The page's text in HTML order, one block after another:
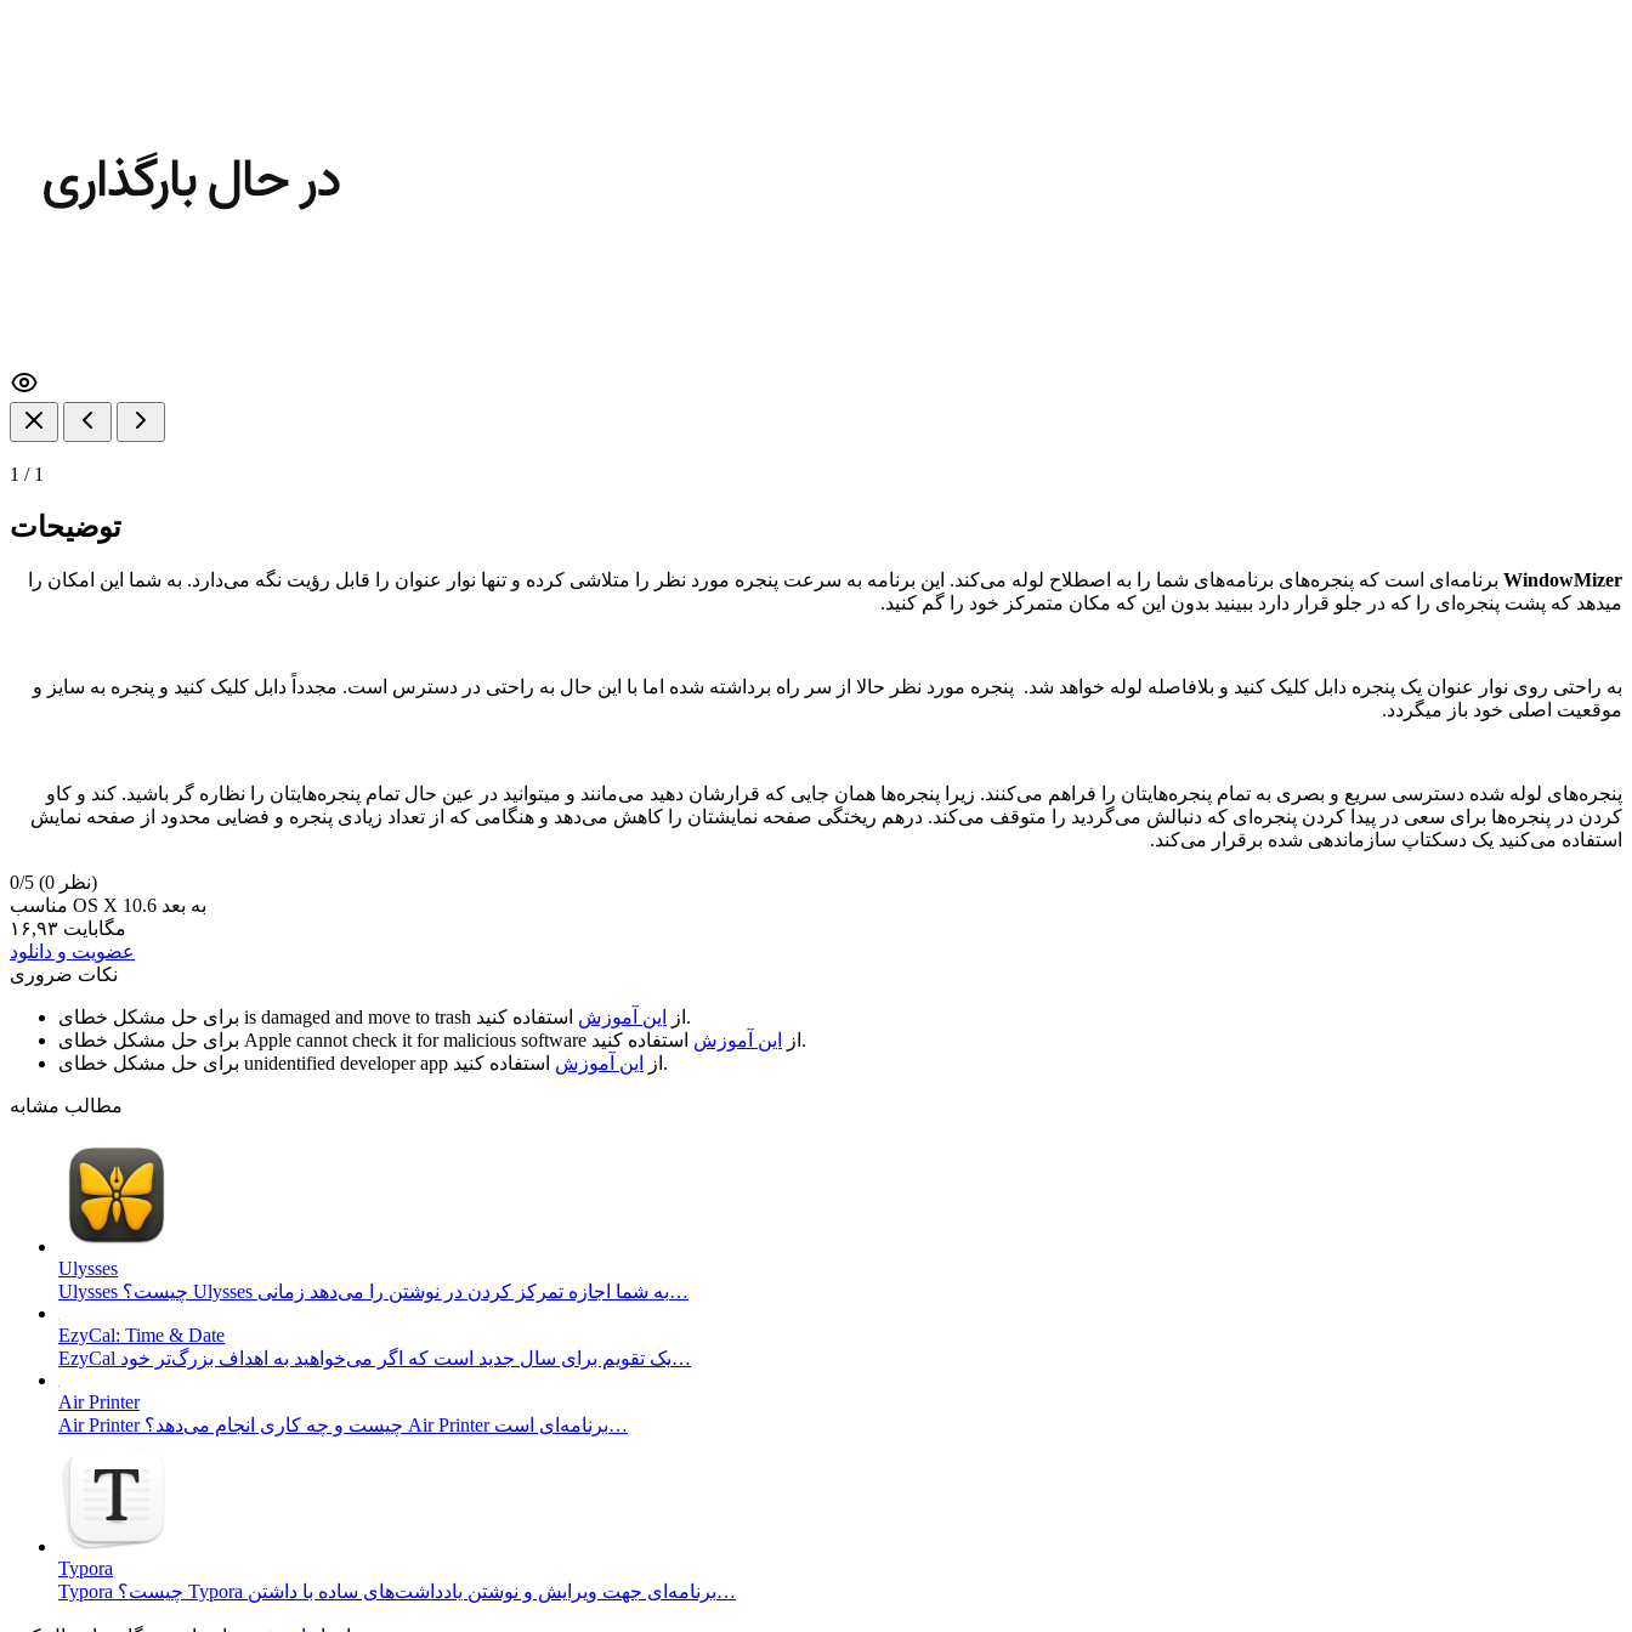
1 / 1
توضیحات
WindowMizer برنامه‌ای است که پنجره‌های برنامه‌های شما را به اصطلاح لوله می‌کند. این برنامه به سرعت پنجره مورد نظر را متلاشی کرده و تنها نوار عنوان را قابل رؤیت نگه می‌دارد. به شما این امکان را
میدهد که پشت پنجره‌ای را که در جلو قرار دارد ببینید بدون این که مکان متمرکز خود را گم کنید.
به راحتی روی نوار عنوان یک پنجره دابل کلیک کنید و بلافاصله لوله خواهد شد. پنجره مورد نظر حالا از سر راه برداشته شده اما با این حال به راحتی در دسترس است. مجدداً دابل کلیک کنید و پنجره به سایز و
موقعیت اصلی خود باز میگردد.
پنجره‌های لوله شده دسترسی سریع و بصری به تمام پنجره‌هایتان را فراهم می‌کنند. زیرا پنجره‌ها همان جایی که قرارشان دهید می‌مانند و میتوانید در عین حال تمام پنجره‌هایتان را نظاره گر باشید. کند و کاو
کردن در پنجره‌ها برای سعی در پیدا کردن پنجره‌ای که دنبالش می‌گردید را متوقف می‌کند. درهم ریختگی صفحه نمایشتان را کاهش می‌دهد و هنگامی که از تعداد زیادی پنجره و فضایی محدود از صفحه نمایش
استفاده می‌کنید یک دسکتاپ سازماندهی شده برقرار می‌کند.
0/5
(0 نظر)
مناسب OS X 10.6 به بعد
۱۶,۹۳ مگابایت
عضویت و دانلود
نکات ضروری
is damaged and move to trash از این آموزش
استفاده کنید.
Apple cannot check it for malicious software از این آموزش
استفاده کنید.
unidentified developer app از این آموزش استفاده کنید.
مطالب مشابه
Ulysses
Ulysses چیست؟ Ulysses به شما اجازه تمرکز کردن در نوشتن را می‌دهد زمانی…
EzyCal: Time & Date
EzyCal یک تقویم برای سال جدید است که اگر می‌خواهید به اهداف بزرگ‌تر خود…
Air Printer
Air Printer چیست و چه کاری انجام می‌دهد؟ Air Printer برنامه‌ای است…
Typora
Typora چیست؟ Typora برنامه‌ای جهت ویرایش و نوشتن یادداشت‌های ساده با داشتن…